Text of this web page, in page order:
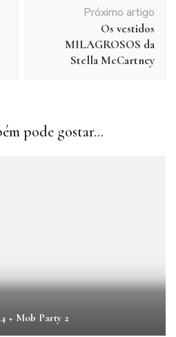
Próximo artigo
Os vestidos
MILAGROSOS da
Stella McCartney
pode gostar...
+ Mob Party 2